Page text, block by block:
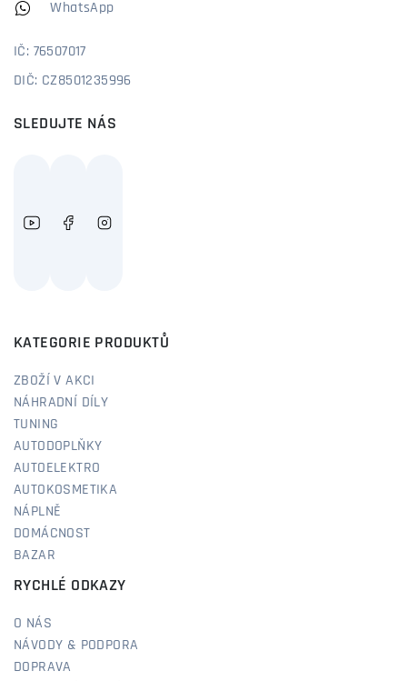
WhatsApp
IČ: 76507017
DIČ: CZ8501235996
SLEDUJTE NÁS
KATEGORIE PRODUKTŮ
ZBOŽÍ V AKCI
NÁHRADNÍ DÍLY
TUNING
AUTODOPLŇKY
AUTOELEKTRO
AUTOKOSMETIKA
NÁPLNĚ
DOMÁCNOST
BAZAR
RYCHLÉ ODKAZY
O NÁS
NÁVODY & PODPORA
DOPRAVA